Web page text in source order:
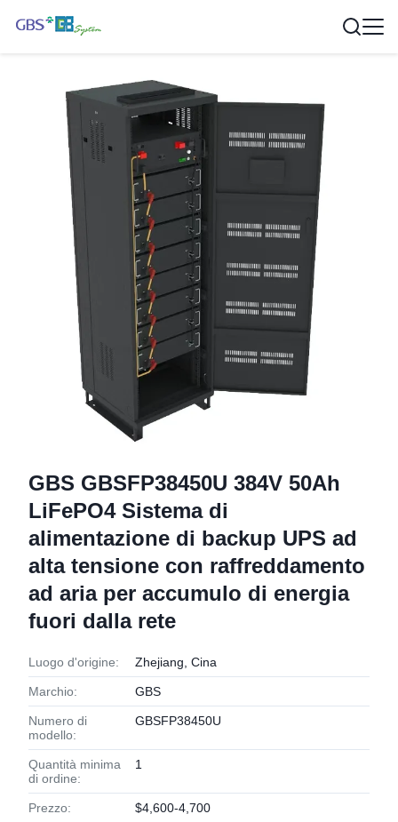
GBS GBSFP38450U 384V 50Ah
LiFePO4 Sistema di
alimentazione di backup UPS ad
alta tensione con raffreddamento
ad aria per accumulo di energia
fuori dalla rete
Luogo d'origine: Zhejiang, Cina
Marchio: GBS
Numero di
modello:
GBSFP38450U
Quantità minima
di ordine:
1
Prezzo: $4,600-4,700